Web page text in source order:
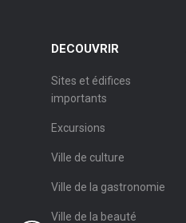
DECOUVRIR
Sites et édifices
importants
Excursions
Ville de culture
Ville de la gastronomie
Ville de la beauté